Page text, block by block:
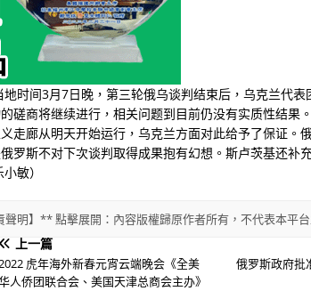
时间3月7日晚，第三轮俄乌谈判结束后，乌克兰代
磋商将继续进行，相关问题到目前仍没有实质性结果
走廊从明天开始运行，乌克兰方面对此给予了保证。
罗斯不对下次谈判取得成果抱有幻想。斯卢茨基还补
敏）
明】** 點擊展開：內容版權歸原作者所有，不代表本平
上一篇
虎年海外新春元宵云端晚会《全美
人侨团联合会、美国天津总商会主办》
俄罗斯政府批